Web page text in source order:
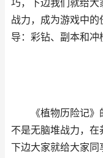
巧，下边我们就给
战力，成为游戏中
导：彩钻、副本和
《植物历险记》
不是无脑堆战力，在
下边大家就给大家